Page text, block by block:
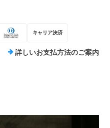
キャリア決済
詳しいお支払方法のご案内